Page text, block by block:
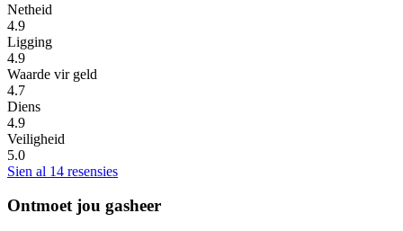
Netheid
4.9
Ligging
4.9
Waarde vir geld
4.7
Diens
4.9
Veiligheid
5.0
Sien al 14 resensies
Ontmoet jou gasheer